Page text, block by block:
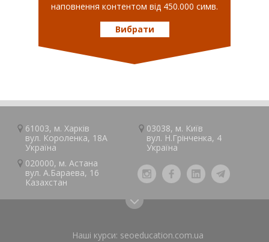
наповнення контентом від 450.000 симв.
Вибрати
61003, м.Харків
вул. Короленка, 18А
Україна
03038, м. Київ
вул. Н.Грінченка, 4
Україна
020000, м.Астана
вул. А.Барaeва, 16
Казaxcтан
Наші курси: seoeducation.com.ua